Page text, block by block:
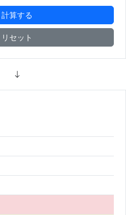
計算する
リセット